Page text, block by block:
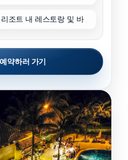
조트 내 레스토랑 및 바
약하러 가기